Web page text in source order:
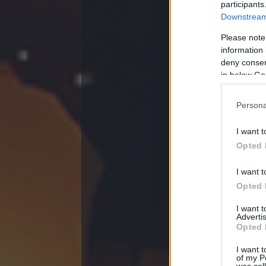
Please
information
deny
in below
I want
Opted
I want
Opted
I want
Opted
I want
of my
@ZeGa:
gyorshívó
Nekomajin
Igazából a
más
Nekomajin
Van új
Magyar Opera